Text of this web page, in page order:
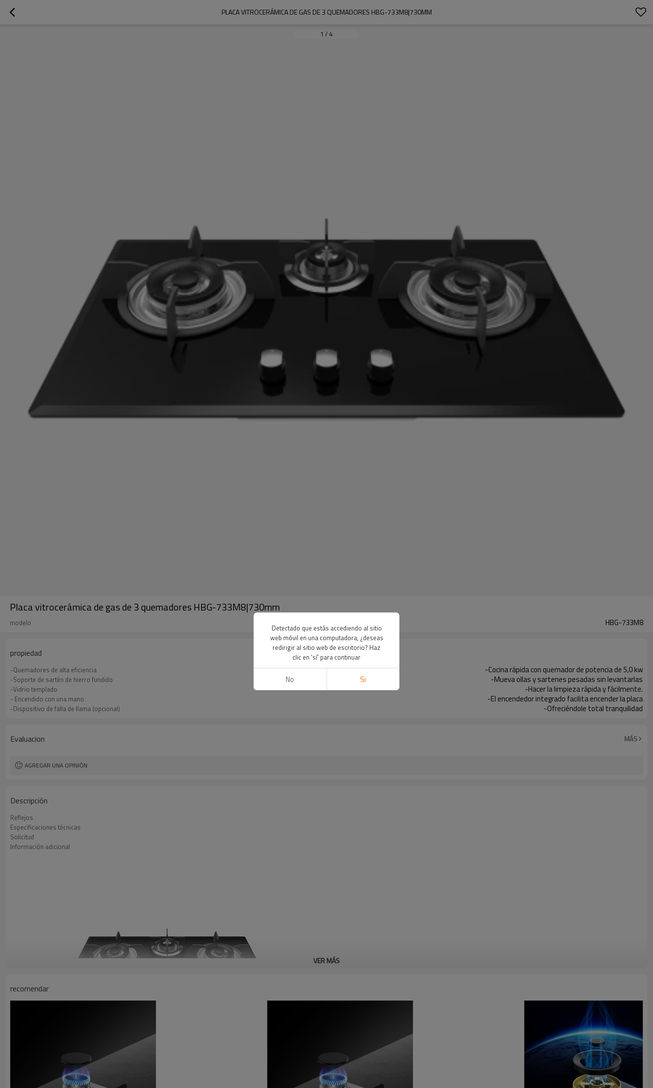
PLACA VITROCERÁMICA DE GAS DE 3 QUEMADORES HBG-733M8|730MM
1 / 4
Placa vitrocerámica de gas de 3 quemadores HBG-733M8|730mm
modelo HBG-733M8
propiedad
-Quemadores de alta eficiencia -Cocina rápida con quemador de potencia de 5,0 kw
-Soporte de sartén de hierro fundido -Mueva ollas y sartenes pesadas sin levantarlas
-Vidrio templado -Hacer la limpieza rápida y fácilmente.
- Encendido con una mano -El encendedor integrado facilita encender la placa
-Dispositivo de falla de llama (opcional) -Ofreciéndole total tranquilidad
Evaluacion MÁS
AGREGAR UNA OPINIÓN
Descripción
Reflejos
Especificaciones técnicas
Solicitud
Información adicional
* Mueve ollas y sartenes pesadas sin levantarlas.
VER MÁS
recomendar
Detectado que estás accediendo al sitio
web móvil en una computadora, ¿deseas
redirigir al sitio web de escritorio? Haz
clic en 'sí' para continuar
No Si